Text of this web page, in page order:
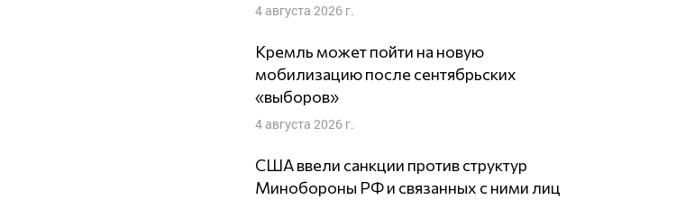
4 августа 2026 г.
Кремль может пойти на новую
мобилизацию после сентябрьских
«выборов»
4 августа 2026 г.
США ввели санкции против структур
Минобороны РФ и связанных с ними лиц